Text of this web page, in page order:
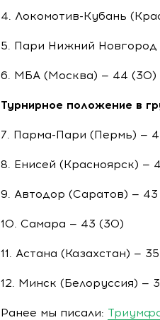
4. Локомотив-Кубань
5. Пари Нижний
6. МБА (Москва) — 44 (30)
Турнирное положение в
7. Парма-Пари (Пермь) —
8. Енисей (Красноярск) —
9. Автодор (Саратов) —
10. Самара — 43 (30)
11. Астана (Казахстан) —
12. Минск (Белоруссия) —
Ранее мы писали: